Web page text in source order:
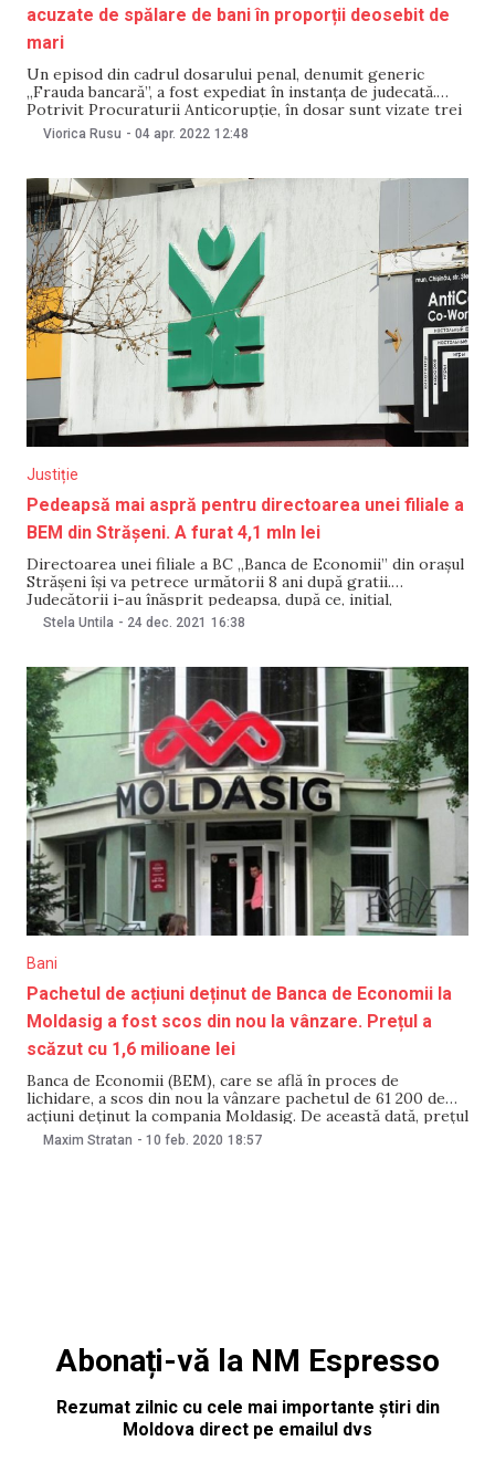
acuzate de spălare de bani în proporții deosebit de
mari
Un episod din cadrul dosarului penal, denumit generic
„Frauda bancară”, a fost expediat în instanța de judecată.
Potrivit Procuraturii Anticorupție, în dosar sunt vizate trei
persoane, acuzate de comiterea infracțiunilor de
escrocherie și spălare de bani, săvârșite în proporții
Prin urmare, cele
Viorica Rusu - 04 apr. 2022 12:48
Justiție
Pedeapsă mai aspră pentru directoarea unei filiale a
BEM din Strășeni. A furat 4,1 mln lei
Directoarea unei filiale a BC „Banca de Economii” din orașul
Strășeni își va petrece următorii 8 ani după gratii.
Judecătorii i-au înăsprit pedeapsa, după ce, inițial,
Judecătoria Strășeni, sediul Central, a condamnat-o la 2 ani
Stela Untila - 24 dec. 2021 16:38
Bani
Pachetul de acțiuni deținut de Banca de Economii la
Moldasig a fost scos din nou la vânzare. Prețul a
scăzut cu 1,6 milioane lei
Banca de Economii (BEM), care se află în proces de
lichidare, a scos din nou la vânzare pachetul de 61 200 de
acțiuni deținut la compania Moldasig. De această dată, prețul
cerut pentru pachet a scăzut de la 7 667 136 lei la 6 900 300
lei, informează Bizlaw, astăzi,
Maxim Stratan - 10 feb. 2020 18:57
Abonați-vă la NM Espresso
Rezumat zilnic cu cele mai importante știri din
Moldova direct pe emailul dvs